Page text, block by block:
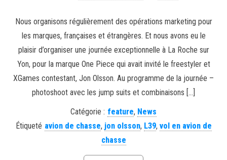
Nous organisons régulièrement des opérations marketing pour
les marques, françaises et étrangères. Et nous avons eu le
plaisir d’organiser une journée exceptionnelle à La Roche sur
Yon, pour la marque One Piece qui avait invité le freestyler et
XGames contestant, Jon Olsson. Au programme de la journée –
photoshoot avec les jump suits et combinaisons […]
Catégorie : feature, News
Étiqueté avion de chasse, jon olsson, L39, vol en avion de
chasse